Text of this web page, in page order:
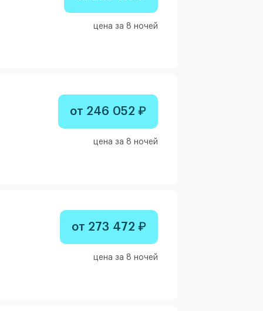
цена за 8 ночей
от 246 052 ₽
цена за 8 ночей
от 273 472 ₽
цена за 8 ночей